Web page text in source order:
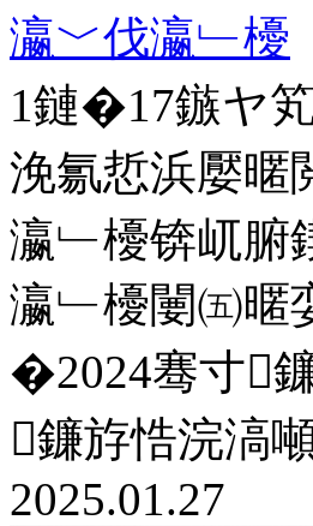
瀛﹀伐瀛﹂櫌
1鏈�17鏃ヤ
浼氱悊浜嬮暱
瀛﹂櫌锛屼腑
瀛﹂櫌闄㈤暱
�2024骞寸
鐮斿悎浣滈
2025.01.27